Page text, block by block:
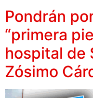
Pondrán
“primera
hospital de
Zósimo